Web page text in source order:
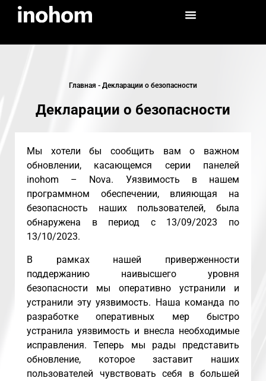
Главная - Декларации о безопасности
Декларации о безопасности
Мы хотели бы сообщить вам о важном
обновлении, касающемся серии панелей
inohom – Nova. Уязвимость в нашем
программном обеспечении, влияющая на
безопасность наших пользователей, была
обнаружена в период с 13/09/2023 по
13/10/2023.
В рамках нашей приверженности
поддержанию наивысшего уровня
безопасности мы оперативно устранили и
устранили эту уязвимость. Наша команда по
разработке оперативных мер быстро
устранила уязвимость и внесла необходимые
исправления. Теперь мы рады представить
обновление, которое заставит наших
пользователей чувствовать себя в большей